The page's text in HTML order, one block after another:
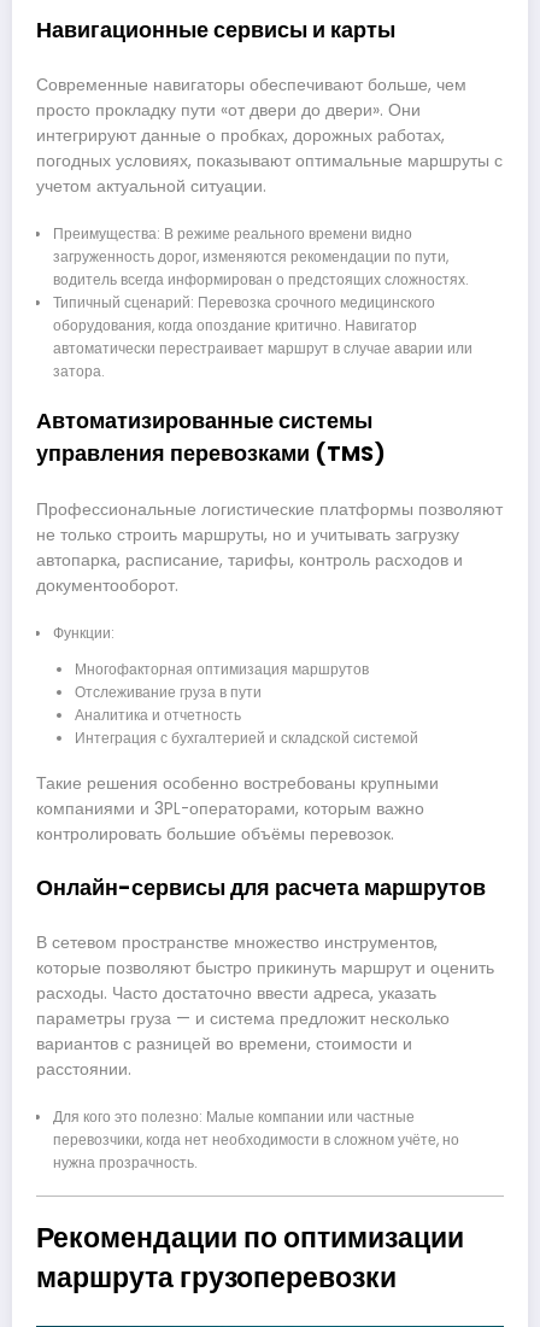
Навигационные сервисы и карты
Современные навигаторы обеспечивают больше, чем
просто прокладку пути «от двери до двери». Они
интегрируют данные о пробках, дорожных работах,
погодных условиях, показывают оптимальные маршруты с
учетом актуальной ситуации.
Преимущества: В режиме реального времени видно
загруженность дорог, изменяются рекомендации по пути,
водитель всегда информирован о предстоящих сложностях.
Типичный сценарий: Перевозка срочного медицинского
оборудования, когда опоздание критично. Навигатор
автоматически перестраивает маршрут в случае аварии или
затора.
Автоматизированные системы
управления перевозками (TMS)
Профессиональные логистические платформы позволяют
не только строить маршруты, но и учитывать загрузку
автопарка, расписание, тарифы, контроль расходов и
документооборот.
Функции:
Многофакторная оптимизация маршрутов
Отслеживание груза в пути
Аналитика и отчетность
Интеграция с бухгалтерией и складской системой
Такие решения особенно востребованы крупными
компаниями и 3PL-операторами, которым важно
контролировать большие объёмы перевозок.
Онлайн-сервисы для расчета маршрутов
В сетевом пространстве множество инструментов,
которые позволяют быстро прикинуть маршрут и оценить
расходы. Часто достаточно ввести адреса, указать
параметры груза — и система предложит несколько
вариантов с разницей во времени, стоимости и
расстоянии.
Для кого это полезно: Малые компании или частные
перевозчики, когда нет необходимости в сложном учёте, но
нужна прозрачность.
Рекомендации по оптимизации
маршрута грузоперевозки